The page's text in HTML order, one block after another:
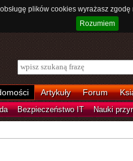
plików cookies wyrażasz
Rozumiem
Artykuły Forum
Bezpieczeństwo IT Nauki